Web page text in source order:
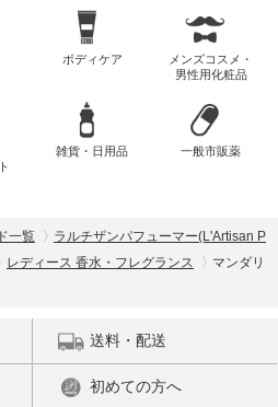
ボディケア
メンズコスメ・
男性用化粧品
雑貨・日用品 一般市販薬
一覧
ラルチザンパフューマー(L'Artisan P
レディース 香水・フレグランス
マンダリ
送料・配送
初めての方へ